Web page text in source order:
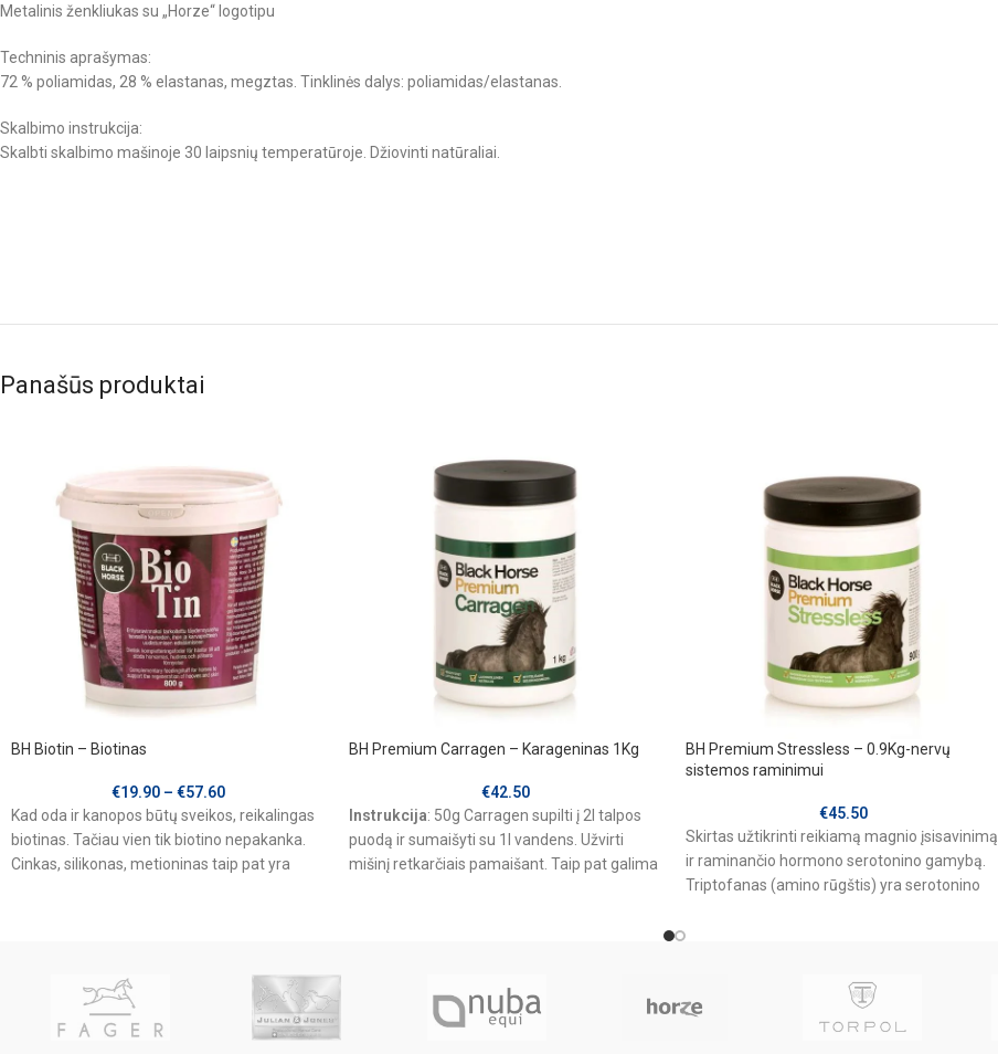
Metalinis ženkliukas su „Horze“ logotipu
Techninis aprašymas:
72 % poliamidas, 28 % elastanas, megztas. Tinklinės dalys: poliamidas/elastanas.
Skalbimo instrukcija:
Skalbti skalbimo mašinoje 30 laipsnių temperatūroje. Džiovinti natūraliai.
Panašūs produktai
BH Biotin – Biotinas
€19.90 – €57.60
Kad oda ir kanopos būtų sveikos, reikalingas
biotinas. Tačiau vien tik biotino nepakanka.
Cinkas, silikonas, metioninas taip pat yra
BH Premium Carragen – Karageninas 1Kg
€42.50
Instrukcija: 50g Carragen supilti į 2l talpos
puodą ir sumaišyti su 1l vandens. Užvirti
mišinį retkarčiais pamaišant. Taip pat galima
Carragen želė gali būti paruošiama kelioms
BH Premium Stressless – 0.9Kg-nervų
sistemos raminimui
€45.50
Skirtas užtikrinti reikiamą magnio įsisavinimą
ir raminančio hormono serotonino gamybą.
Triptofanas (amino rūgštis) yra serotonino